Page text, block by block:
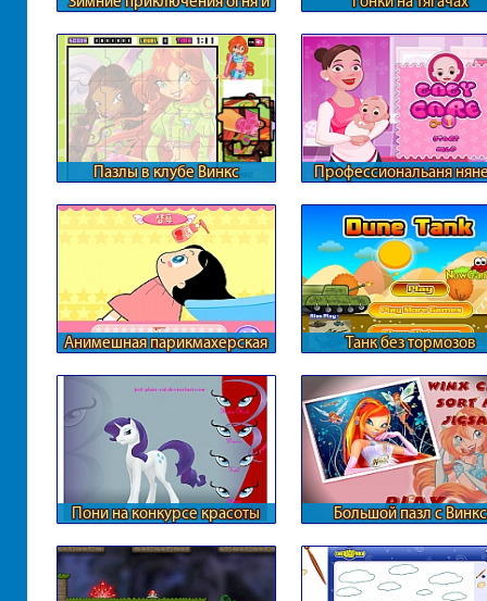
Пазлы в клубе Винкс
Профессиональаня
Анимешная парикмахерская Танк без тормозов
Пони на конкурсе красоты Большой пазл с Винкс